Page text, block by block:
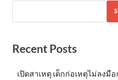
Recent Posts
เปิดสาเหตุ เด็กก่อเหตุไม่ลงมื